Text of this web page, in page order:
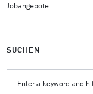
Jobangebote
SUCHEN